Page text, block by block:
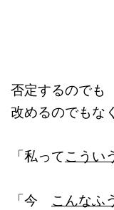
否定するのでも
改めるのでもなく
「私ってこうい
「今 こんなふ